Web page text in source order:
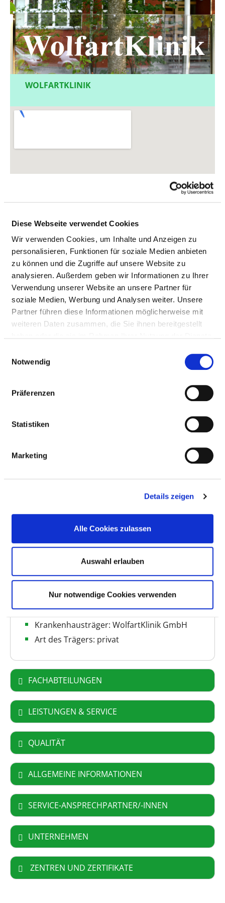
Diese Webseite verwendet Cookies
Wir verwenden Cookies, um Inhalte und Anzeigen zu
personalisieren, Funktionen für soziale Medien anbieten
zu können und die Zugriffe auf unsere Website zu
analysieren. Außerdem geben wir Informationen zu Ihrer
Verwendung unserer Website an unsere Partner für
soziale Medien, Werbung und Analysen weiter. Unsere
Partner führen diese Informationen möglicherweise mit
weiteren Daten zusammen, die Sie ihnen bereitgestellt
Notwendig
Präferenzen
Statistiken
Marketing
Details zeigen
Alle Cookies zulassen
Auswahl erlauben
Nur notwendige Cookies verwenden
WOLFARTKLINIK
Waldstraße 7
82166 Gräfelfing
http://www.wolfartklinik.de
Die WolfartKlinik ist eine moderne Klinik mit 105
Patienten werden im Jahr stationär versorgt, bis zu...
mehr
Anzahl Betten: 105
Anzahl der Fachabteilungen: 4
Vollstationäre Fallzahl: 7.033
Ambulante Fallzahl: 300
Krankenhausträger: WolfartKlinik GmbH
Art des Trägers: privat
FACHABTEILUNGEN
LEISTUNGEN & SERVICE
QUALITÄT
ALLGEMEINE INFORMATIONEN
SERVICE-ANSPRECHPARTNER/-INNEN
UNTERNEHMEN
ZENTREN UND ZERTIFIKATE